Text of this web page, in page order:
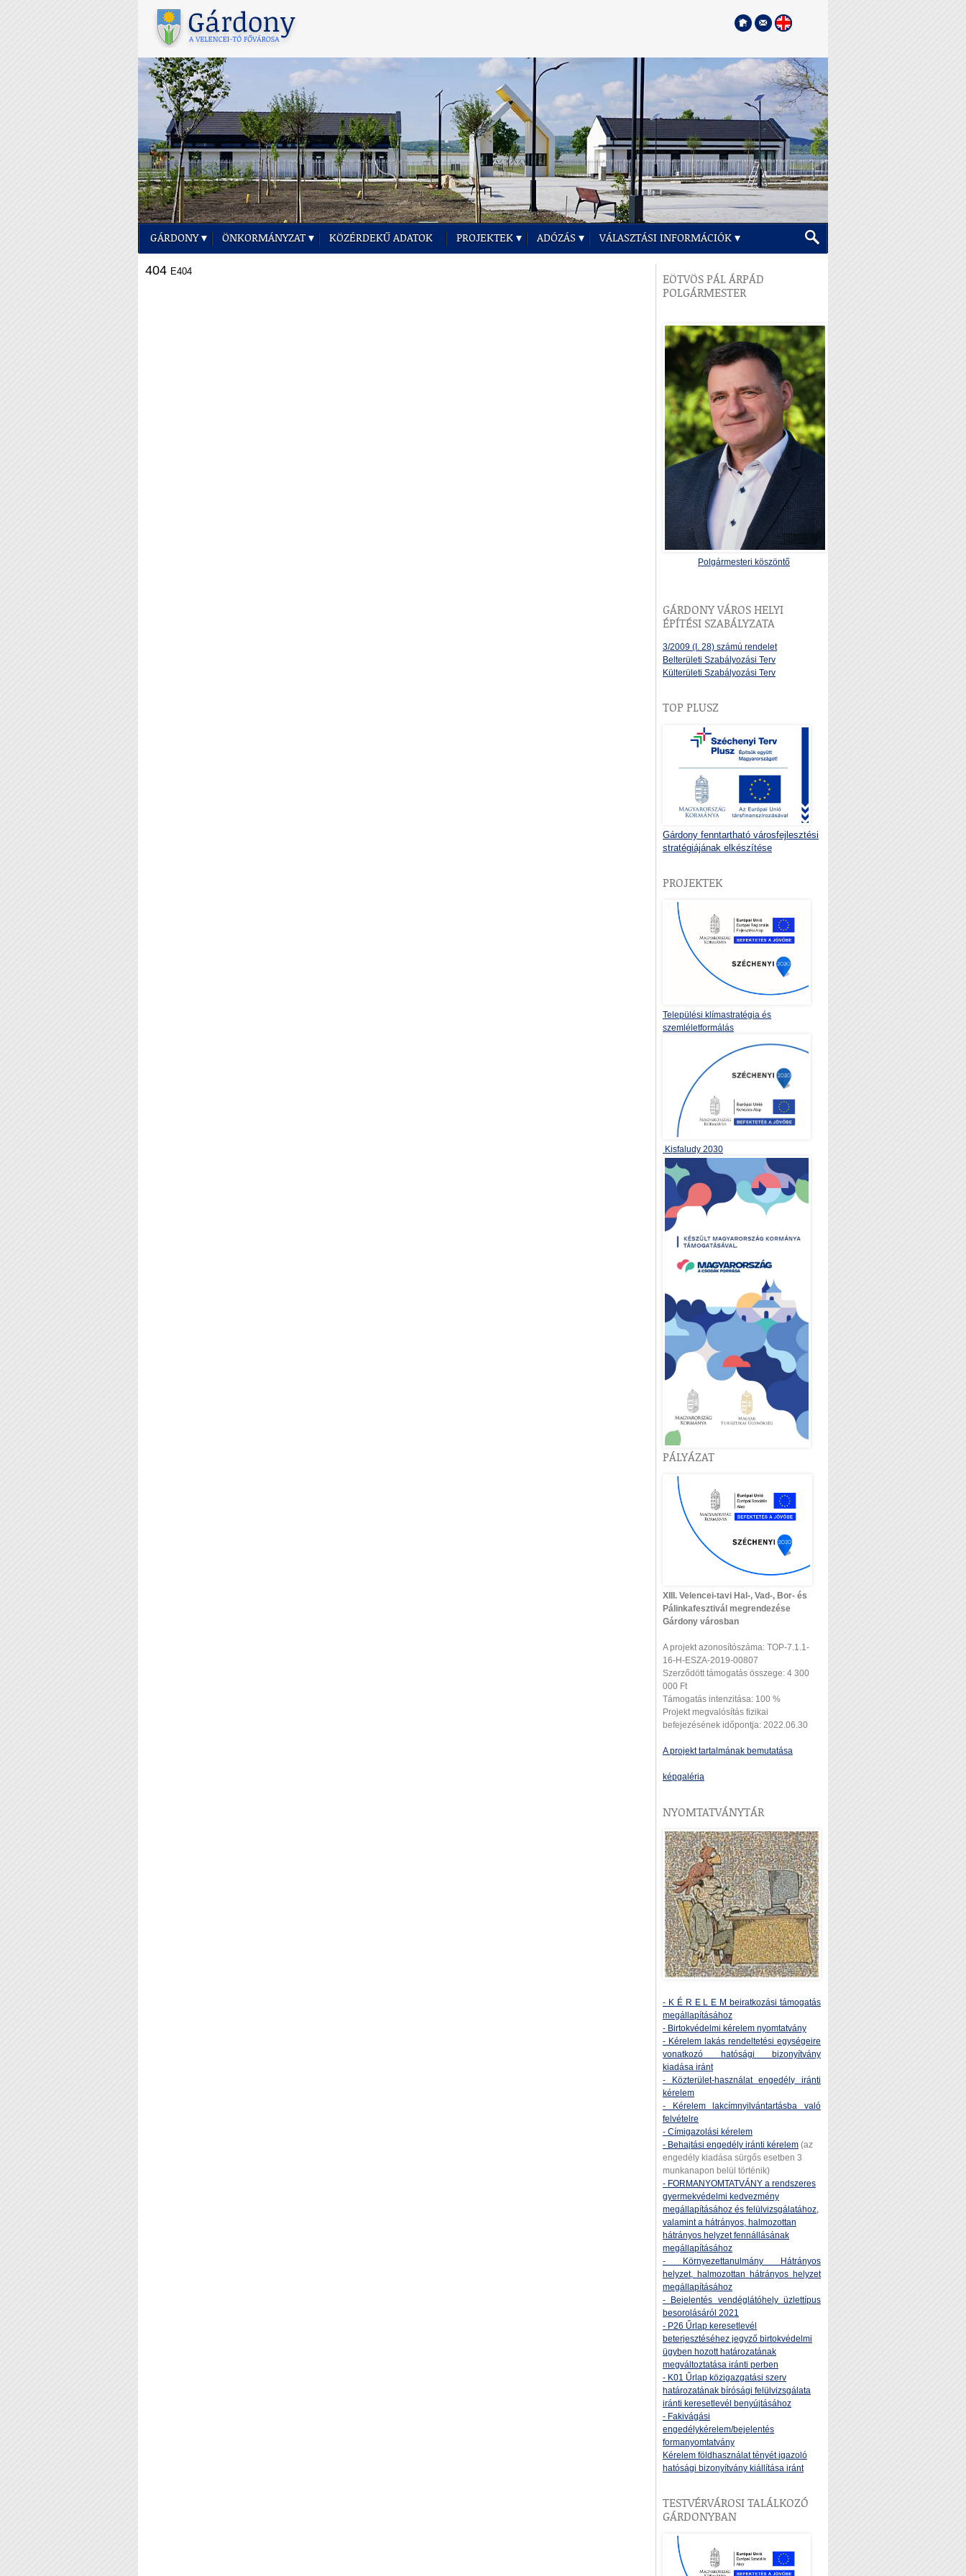
GÁRDONY ÖNKORMÁNYZAT KÖZÉRDEKŰ ADATOK PROJEKTEK ADÓZÁS VÁLASZTÁSI INFORMÁCIÓK
404 E404
EÖTVÖS PÁL ÁRPÁD
POLGÁRMESTER
Polgármesteri köszöntő
GÁRDONY VÁROS HELYI
ÉPÍTÉSI SZABÁLYZATA
3/2009 (I. 28) számú rendelet
Belterületi Szabályozási Terv
Külterületi Szabályozási Terv
TOP PLUSZ
Gárdony fenntartható városfejlesztési
stratégiájának elkészítése
PROJEKTEK
Települési klímastratégia és
szemléletformálás
Kisfaludy 2030
PÁLYÁZAT
XIII. Velencei-tavi Hal-, Vad-, Bor- és
Pálinkafesztivál megrendezése
Gárdony városban
A projekt azonosítószáma: TOP-7.1.1-
16-H-ESZA-2019-00807
Szerződött támogatás összege: 4 300
000 Ft
Támogatás intenzitása: 100 %
Projekt megvalósítás fizikai
befejezésének időpontja: 2022.06.30
A projekt tartalmának bemutatása
képgaléria
NYOMTATVÁNYTÁR
- K É R E L E M beiratkozási támogatás
megállapításához
- Birtokvédelmi kérelem nyomtatvány
- Kérelem lakás rendeltetési egységeire
vonatkozó hatósági bizonyítvány
kiadása iránt
- Közterület-használat engedély iránti
kérelem
- Kérelem lakcímnyilvántartásba való
felvételre
- Címigazolási kérelem
- Behajtási engedély iránti kérelem (az
engedély kiadása sürgős esetben 3
munkanapon belül történik)
- FORMANYOMTATVÁNY a rendszeres
gyermekvédelmi kedvezmény
megállapításához és felülvizsgálatához,
valamint a hátrányos, halmozottan
hátrányos helyzet fennállásának
megállapításához
- Környezettanulmány Hátrányos
helyzet, halmozottan hátrányos helyzet
megállapításához
- Bejelentés vendéglátóhely üzlettípus
besorolásáról 2021
- P26 Űrlap keresetlevél
beterjesztéséhez jegyző birtokvédelmi
ügyben hozott határozatának
megváltoztatása iránti perben
- K01 Űrlap közigazgatási szerv
határozatának bírósági felülvizsgálata
iránti keresetlevél benyújtásához
- Fakivágási
engedélykérelem/bejelentés
formanyomtatvány
Kérelem földhasználat tényét igazoló
hatósági bizonyítvány kiállítása iránt
TESTVÉRVÁROSI TALÁLKOZÓ
GÁRDONYBAN